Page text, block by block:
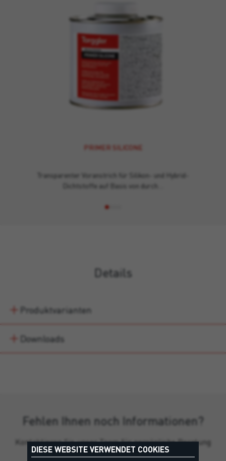
PRIMER SILICONE
Transparenter Voranstrich für Silikon- und Hybrid-
Dichtstoffe auf Basis von durch…
Details
Produktvarianten
Downloads
Fehlen Ihnen noch Informationen?
Kontaktieren Sie unser Team für persönliche Beratung
und Produkthinweise.
DIESE WEBSITE VERWENDET COOKIES